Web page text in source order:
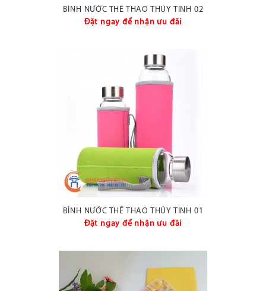
BÌNH NƯỚC THỂ THAO THỦY TINH 02
Đặt ngay để nhận ưu đãi
BÌNH NƯỚC THỂ THAO THỦY TINH 01
Đặt ngay để nhận ưu đãi